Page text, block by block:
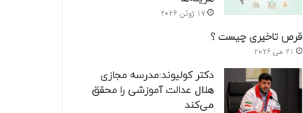
17 ژوئن 2026
قرص تاخیری چیست ؟
21 می 2026
دکتر کولیوند:مدرسه مجازی
هلال عدالت آموزشی را محقق
می‌کند